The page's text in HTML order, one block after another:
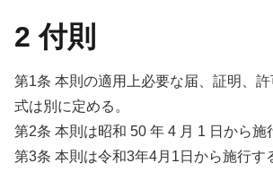
2 付則
第1条 本則の適用上必要な届、証明、
式は別に定める。
第2条 本則は昭和 50 年 4 月 1 日から施
第3条 本則は令和3年4月1日から施行す